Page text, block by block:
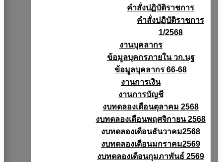
คำสั่งปฏิบัติราชการ
คำสั่งปฏิบัติราชการ
1/2568
งานบุคลากร
ข้อมูลบุคกรภายใน วก.นฐ
ข้อมูลบุคลากร 66-68
งานการเงิน
งานการบัญชี
งบทดลองเดือนตุลาคม 2568
งบทดลองเดือนพฤศจิกายน 2568
งบทดลองเดือนธันวาคม2568
งบทดลองเดือนมกราคม2569
งบทดลองเดือนกุมภาพันธ์ 2569